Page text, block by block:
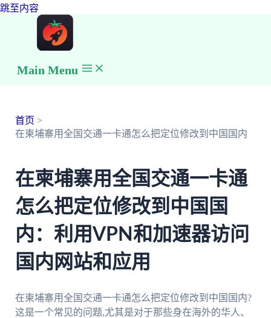
跳至内容
Main Menu
首页
在柬埔寨用全国交通一卡通怎么把定位修改到中国国内
在柬埔寨用全国交通一卡通
怎么把定位修改到中国国
内：利用VPN和加速器访问
国内网站和应用
在柬埔寨用全国交通一卡通怎么把定位修改到中国国内?
这是一个常见的问题,尤其是对于那些身在海外的华人、